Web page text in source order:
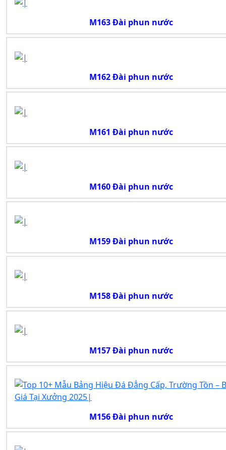
M163 Đài phun nước
M162 Đài phun nước
M161 Đài phun nước
M160 Đài phun nước
M159 Đài phun nước
M158 Đài phun nước
M157 Đài phun nước
M156 Đài phun nước